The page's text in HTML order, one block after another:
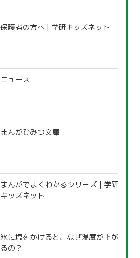
保護者の方へ | 学研キッズネット
ニュース
まんがひみつ文庫
まんがでよくわかるシリーズ | 学研
キッズネット
氷に塩をかけると、なぜ温度が下が
るの？